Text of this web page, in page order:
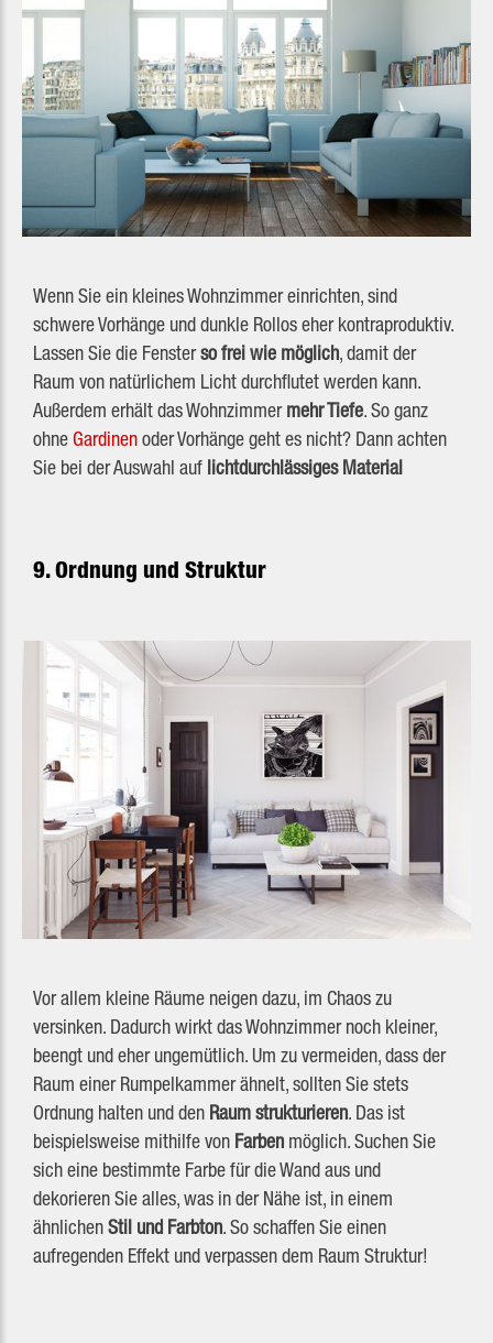
Wenn Sie ein kleines Wohnzimmer einrichten, sind
schwere Vorhänge und dunkle Rollos eher kontraproduktiv.
Lassen Sie die Fensterso frei wie möglich, damit der
Raum von natürlichem Licht durchflutet werden kann.
Außerdem erhält das Wohnzimmermehr Tiefe. So ganz
ohneGardinenoder Vorhänge geht es nicht? Dann achten
Sie bei der Auswahl auf lichtdurchlässiges Material
9. Ordnung und Struktur
Vor allem kleine Räume neigen dazu, im Chaos zu
versinken. Dadurch wirkt das Wohnzimmer noch kleiner,
beengt und eher ungemütlich. Um zu vermeiden, dass der
Raum einer Rumpelkammer ähnelt, sollten Sie stets
Ordnung halten und den Raum strukturieren. Das ist
beispielsweise mithilfe von Farben möglich. Suchen Sie
sich eine bestimmte Farbe für die Wand aus und
dekorieren Sie alles, was in der Nähe ist, in einem
ähnlichenStil und Farbton. So schaffen Sie einen
aufregenden Effekt und verpassen dem Raum Struktur!